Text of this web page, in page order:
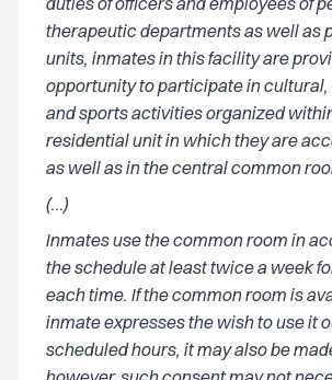
therapeutic departments as well as
units, inmates in this facility are
opportunity to participate in
and sports activities organized
residential unit in which they are
as well as in the central common
(…)
Inmates use the common room in
the schedule at least twice a week
each time. If the common room is
inmate expresses the wish to use it
scheduled hours, it may also be